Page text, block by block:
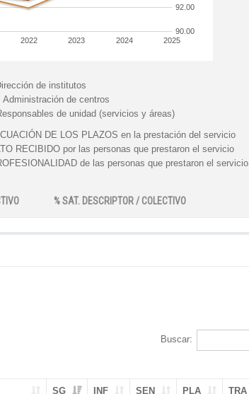
2022 2023 2024 2025
90.00
92.00
de institutos
Administración de centros
de unidad (servicios y áreas)
DE LOS PLAZOS en la prestación del servicio
RECIBIDO por las personas que prestaron el servicio
de las personas que prestaron el servicio
% SAT. DESCRIPTOR / COLECTIVO
Buscar:
SG INF SEN PLA TRA